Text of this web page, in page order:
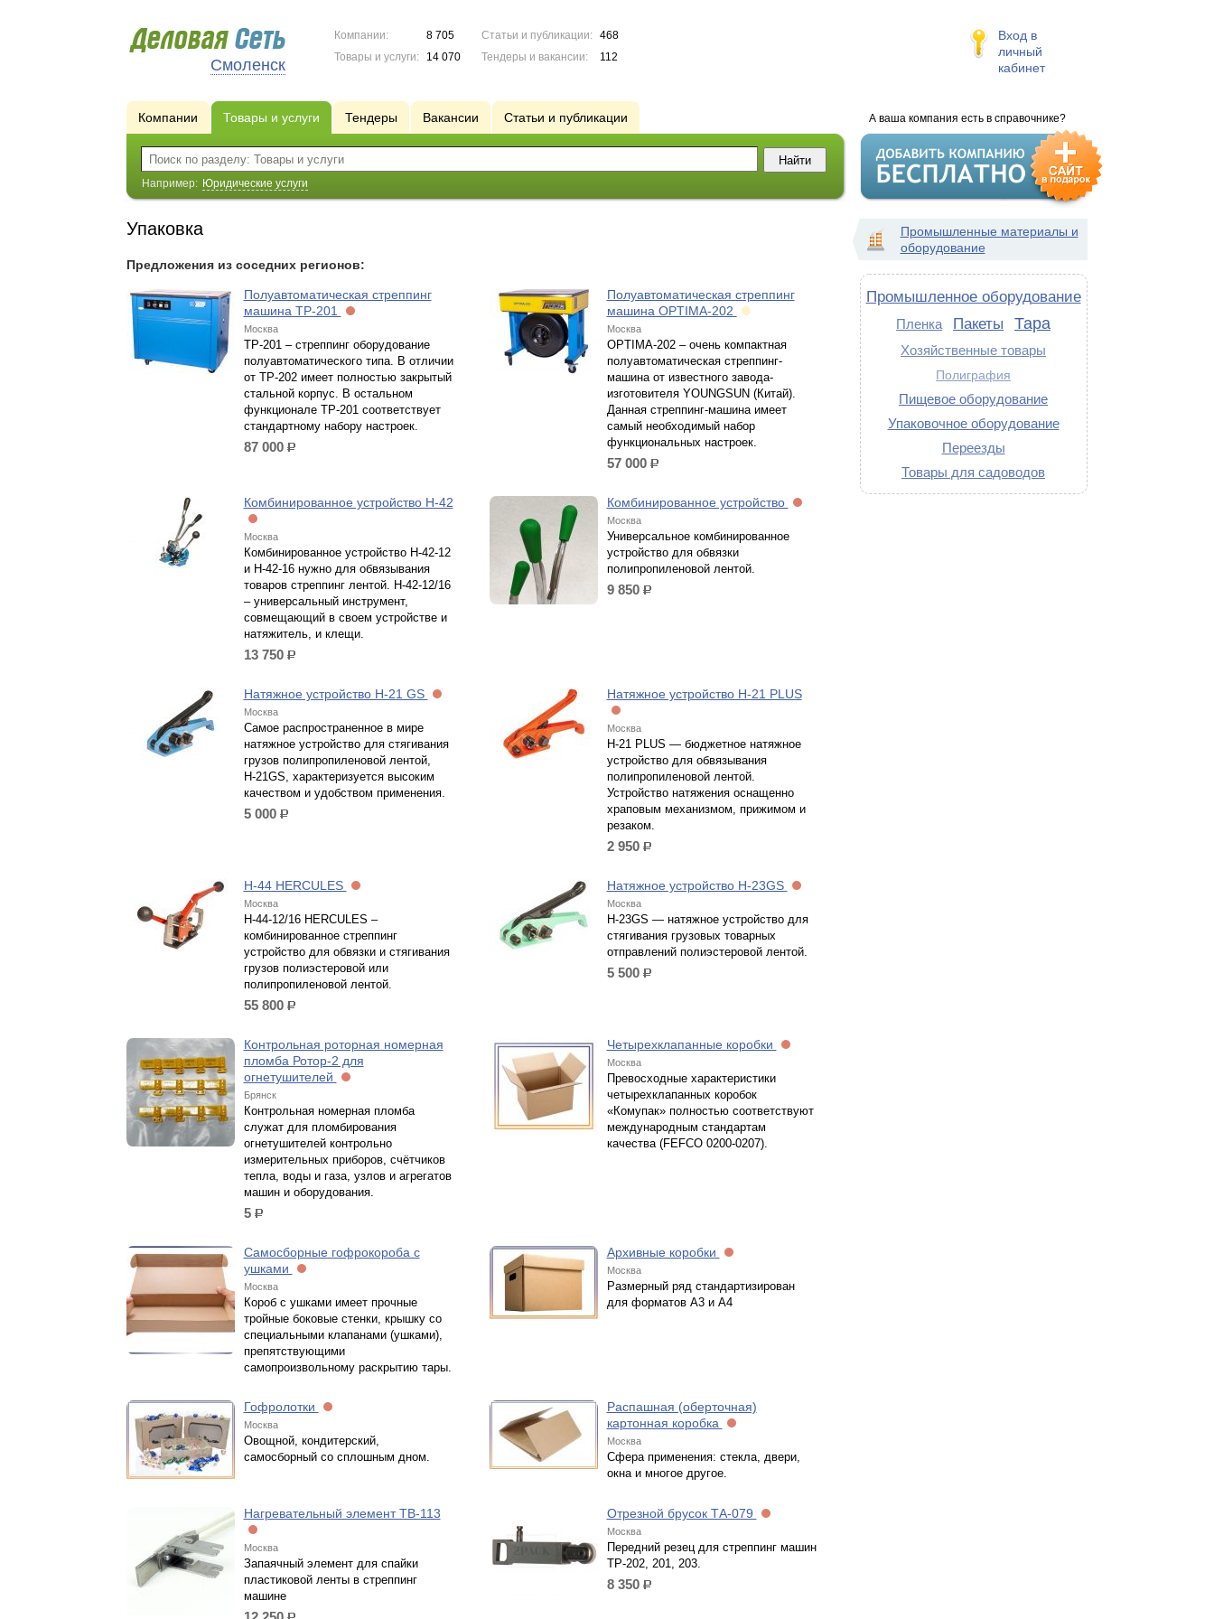
Смоленск
Компании:
8 705
Товары и услуги:
14 070
Статьи и публикации:
468
Тендеры и вакансии:
112
Вход в
личный
кабинет
А ваша компания есть в справочнике?
Компании Товары и услуги Тендеры Вакансии Статьи и публикации
Например: Юридические услуги
Упаковка
Предложения из соседних регионов:
Полуавтоматическая стреппинг
машина TP-201
Москва
ТР-201 – стреппинг оборудование
полуавтоматического типа. В отличии
от ТР-202 имеет полностью закрытый
стальной корпус. В остальном
функционале ТР-201 соответствует
стандартному набору настроек.
87 000 р.
Полуавтоматическая стреппинг
машина OPTIMA-202
Москва
OPTIMA-202 – очень компактная
полуавтоматическая стреппинг-
машина от известного завода-
изготовителя YOUNGSUN (Китай).
Данная стреппинг-машина имеет
самый необходимый набор
функциональных настроек.
57 000 р.
Комбинированное устройство H-42
Москва
Комбинированное устройство Н-42-12
и Н-42-16 нужно для обвязывания
товаров стреппинг лентой. Н-42-12/16
– универсальный инструмент,
совмещающий в своем устройстве и
натяжитель, и клещи.
13 750 р.
Комбинированное устройство
Москва
Универсальное комбинированное
устройство для обвязки
полипропиленовой лентой.
9 850 р.
Натяжное устройство H-21 GS
Москва
Самое распространенное в мире
натяжное устройство для стягивания
грузов полипропиленовой лентой,
Н-21GS, характеризуется высоким
качеством и удобством применения.
5 000 р.
Натяжное устройство H-21 PLUS
Москва
H-21 PLUS — бюджетное натяжное
устройство для обвязывания
полипропиленовой лентой.
Устройство натяжения оснащенно
храповым механизмом, прижимом и
резаком.
2 950 р.
H-44 HERCULES
Москва
Н-44-12/16 HERCULES –
комбинированное стреппинг
устройство для обвязки и стягивания
грузов полиэстеровой или
полипропиленовой лентой.
55 800 р.
Натяжное устройство H-23GS
Москва
Н-23GS — натяжное устройство для
стягивания грузовых товарных
отправлений полиэстеровой лентой.
5 500 р.
Контрольная роторная номерная
пломба Ротор-2 для
огнетушителей
Брянск
Контрольная номерная пломба
служат для пломбирования
огнетушителей контрольно
измерительных приборов, счётчиков
тепла, воды и газа, узлов и агрегатов
машин и оборудования.
5 р.
Четырехклапанные коробки
Москва
Превосходные характеристики
четырехклапанных коробок
«Комупак» полностью соответствуют
международным стандартам
качества (FEFCO 0200-0207).
Самосборные гофрокороба с
ушками
Москва
Короб с ушками имеет прочные
тройные боковые стенки, крышку со
специальными клапанами (ушками),
препятствующими
самопроизвольному раскрытию тары.
Архивные коробки
Москва
Размерный ряд стандартизирован
для форматов А3 и А4
Гофролотки
Москва
Овощной, кондитерский,
самосборный со сплошным дном.
Распашная (оберточная)
картонная коробка
Москва
Сфера применения: стекла, двери,
окна и многое другое.
Нагревательный элемент ТВ-113
Москва
Запаячный элемент для спайки
пластиковой ленты в стреппинг
машине
Отрезной брусок ТА-079
Москва
Передний резец для стреппинг машин
ТР-202, 201, 203.
8 350 р.
Промышленные материалы и
оборудование
Промышленное оборудование
Пленка Пакеты Тара
Хозяйственные товары
Полиграфия
Пищевое оборудование
Упаковочное оборудование
Переезды
Товары для садоводов